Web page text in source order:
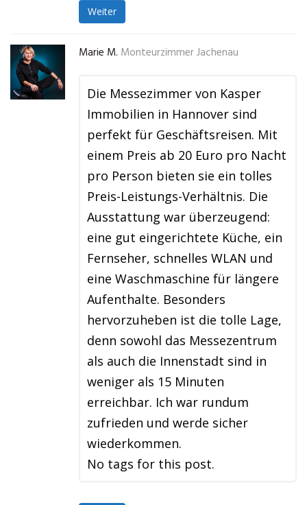
Weiter
Marie M. Monteurzimmer Jachenau
Die Messezimmer von Kasper
Immobilien in Hannover sind
perfekt für Geschäftsreisen. Mit
einem Preis ab 20 Euro pro Nacht
pro Person bieten sie ein tolles
Preis-Leistungs-Verhältnis. Die
Ausstattung war überzeugend:
eine gut eingerichtete Küche, ein
Fernseher, schnelles WLAN und
eine Waschmaschine für längere
Aufenthalte. Besonders
hervorzuheben ist die tolle Lage,
denn sowohl das Messezentrum
als auch die Innenstadt sind in
weniger als 15 Minuten
erreichbar. Ich war rundum
zufrieden und werde sicher
wiederkommen.
No tags for this post.